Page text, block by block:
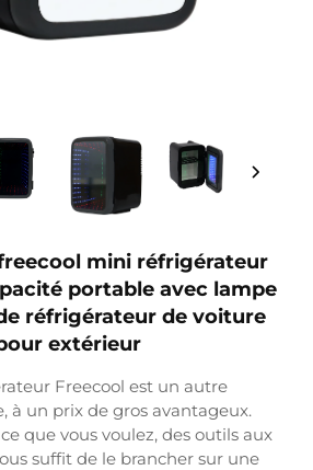
mini réfrigérateur
portable avec lampe
réfrigérateur de voiture
extérieur
Freecool est un autre
à un prix de gros avantageux.
que vous voulez, des outils aux
suffit de le brancher sur une